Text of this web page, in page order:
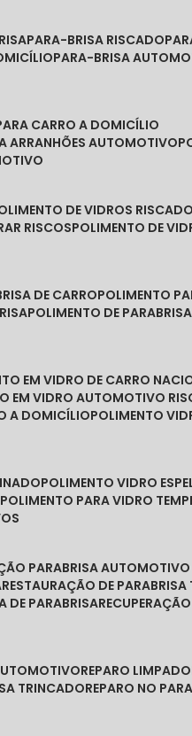
PARA-BRISA RISCADO
PARA-BRISA
CARRO A DOMICÍLIO
ARRANHÕES AUTOMOTIVO
DE VIDROS
RISCOS POLIMENTO DE
DE CARRO POLIMENTO
POLIMENTO DE
EM VIDRO DE CARRO
EM VIDRO AUTOMOTIVO
A DOMICÍLIO POLIMENTO
POLIMENTO VIDRO
POLIMENTO PARA VIDRO
PARABRISA AUTOMOTIVO
RESTAURAÇÃO DE
DE PARABRISA
REPARO
TRINCADO REPARO NO